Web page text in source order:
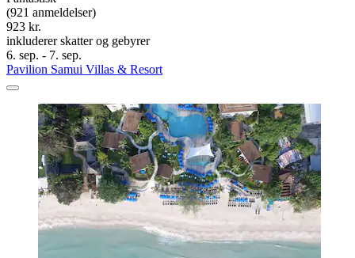
(921 anmeldelser)
923 kr.
inkluderer skatter og gebyrer
6. sep. - 7. sep.
Pavilion Samui Villas & Resort